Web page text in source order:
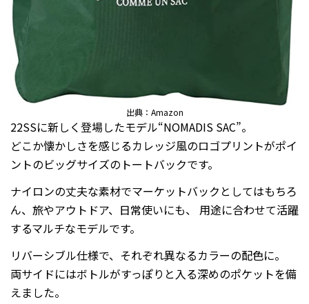
出典：Amazon
22SSに新しく登場したモデル“NOMADIS SAC”。
どこか懐かしさを感じるカレッジ風のロゴプリントがポイ
ントのビッグサイズのトートバックです。
ナイロンの丈夫な素材でマーケットバックとしてはもちろ
ん、旅やアウトドア、日常使いにも、 用途に合わせて活躍
するマルチなモデルです。
リバーシブル仕様で、それぞれ異なるカラーの配色に。
両サイドにはボトルがすっぽりと入る深めのポケットを備
えました。